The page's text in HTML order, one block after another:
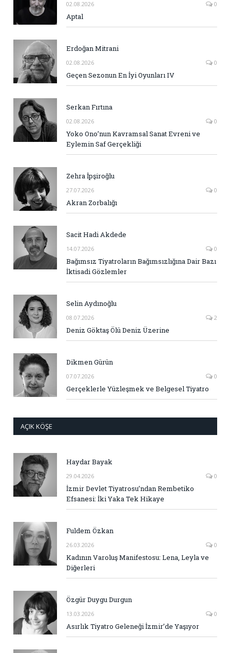
02.08.2026 0
Aptal
Erdoğan Mitrani
02.08.2026 0
Geçen Sezonun En İyi Oyunları IV
Serkan Fırtına
02.08.2026 0
Yoko Ono’nun Kavramsal Sanat Evreni ve
Eylemin Saf Gerçekliği
Zehra İpşiroğlu
27.07.2026 0
Akran Zorbalığı
Sacit Hadi Akdede
14.07.2026 0
Bağımsız Tiyatroların Bağımsızlığına Dair Bazı
İktisadi Gözlemler
Selin Aydınoğlu
08.07.2026 2
Deniz Göktaş Ölü Deniz Üzerine
Dikmen Gürün
07.07.2026 0
Gerçeklerle Yüzleşmek ve Belgesel Tiyatro
AÇIK KÖŞE
Haydar Bayak
29.04.2026 0
İzmir Devlet Tiyatrosu’ndan Rembetiko
Efsanesi: İki Yaka Tek Hikaye
Fuldem Özkan
26.03.2026 0
Kadının Varoluş Manifestosu: Lena, Leyla ve
Diğerleri
Özgür Duygu Durgun
13.03.2026 0
Asırlık Tiyatro Geleneği İzmir’de Yaşıyor